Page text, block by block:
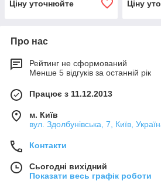
Ціну уточнюйте
Ціну
Про нас
Рейтинг не сформований
Менше 5 відгуків за останній рік
Працює з 11.12.2013
м. Київ
вул. Здолбунівська, 7, Київ,
Контакти
Сьогодні вихідний
Показати весь графік роботи